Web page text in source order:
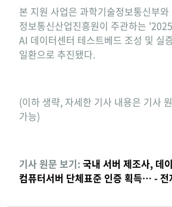
본 지원 사업은 과학기술정보통신부와
정보통신산업진흥원이 주관하는
AI 데이터센터 테스트베드 조성 및 실
일환으로 추진됐다.
(이하 생략, 자세한 기사 내용은 기사
가능)
기사 원문 보기: 국내 서버 제조사, 데
컴퓨터서버 단체표준 인증 획득… - 전